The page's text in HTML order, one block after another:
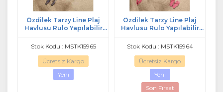
Özdilek Tarzy Line Plaj
Havlusu Rulo Yapılabilir
Stok Kodu : MSTK15965
Ücretsiz Kargo
Yeni
Özdilek Tarzy Line Plaj
Havlusu Rulo Yapılabilir
Stok Kodu : MSTK15964
Ücretsiz Kargo
Yeni
Son Fırsat